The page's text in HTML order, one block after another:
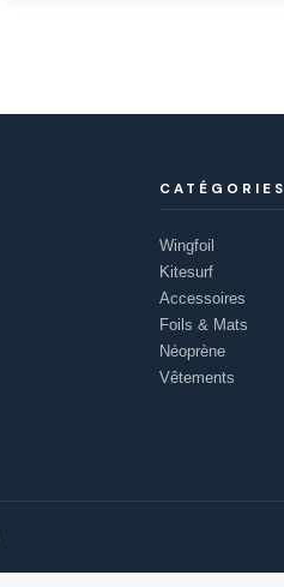
CATÉGORIES
Wingfoil
Kitesurf
Accessoires
Foils & Mats
Néoprène
Vêtements